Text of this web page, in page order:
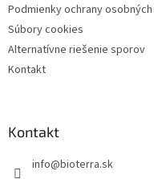
Podmienky ochrany
Súbory cookies
Alternatívne riešenie sporov
Kontakt
Kontakt
info@bioterra.sk